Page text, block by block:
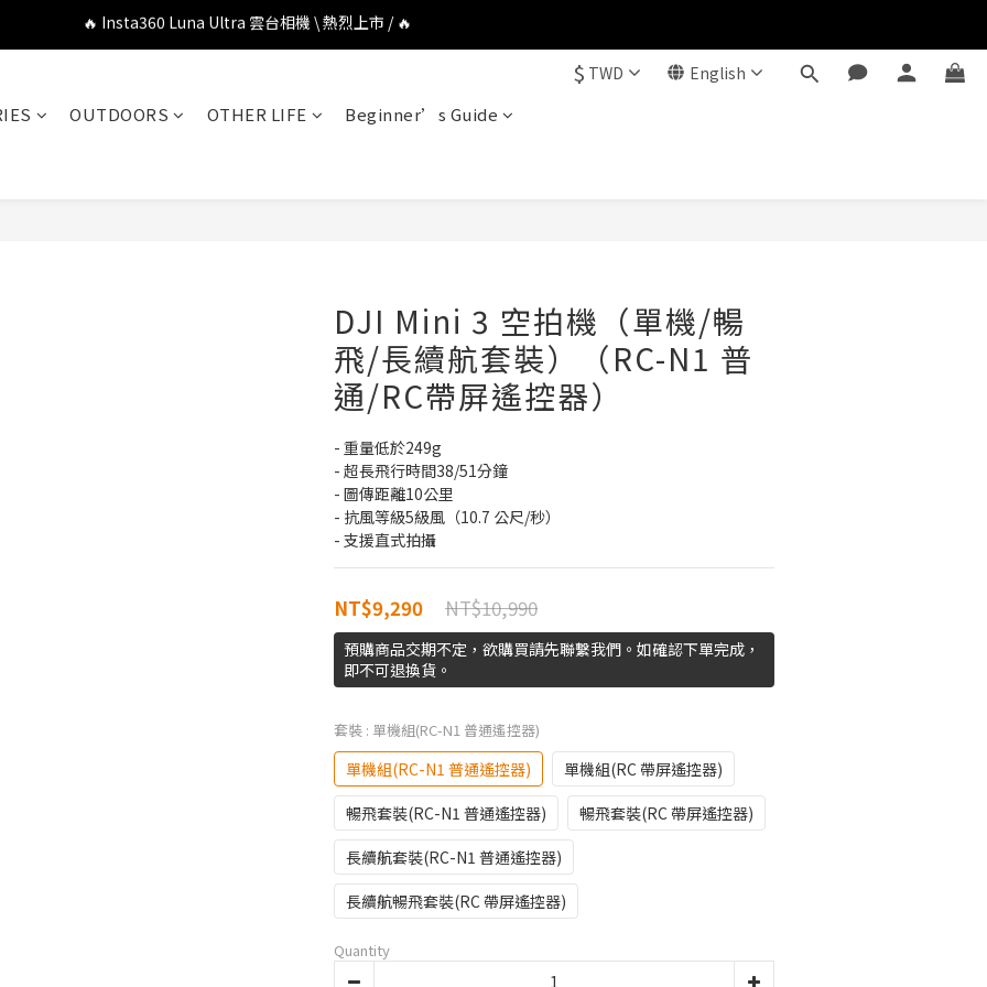
🔥 DJI OSMO POCKET 4P 口袋相機 \ 熱烈上市 / 🔥
🔥 Insta360 GO Ultra Hello Kitty 聯名限定套裝 \ 時尚上市 / 🔥
$ TWD English
OUTDOORS OTHER LIFE
Beginner’s Guide
DJI Mini 3 空拍機（單機/暢
飛/長續航套裝）（RC-N1 普
通/RC帶屏遙控器）
- 重量低於249g
- 超長飛行時間38/51分鐘
- 圖傳距離10公里
- 抗風等級5級風（10.7 公尺/秒）
- 支援直式拍攝
NT$10,990
NT$9,290
預購商品交期不定，欲購買請先聯繫我們。如確認下單完成，
即不可退換貨。
套裝 : 單機組(RC-N1 普通遙控器)
單機組(RC-N1 普通遙控器)
單機組(RC 帶屏遙控器)
暢飛套裝(RC-N1 普通遙控器)
暢飛套裝(RC 帶屏遙控器)
長續航套裝(RC-N1 普通遙控器)
長續航暢飛套裝(RC 帶屏遙控器)
Quantity